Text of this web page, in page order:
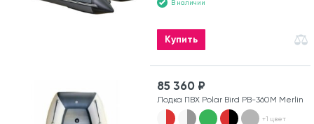
В наличии
Купить
85 360 ₽
Лодка ПВХ Polar Bird PB-360M Merlin
+1 цвет